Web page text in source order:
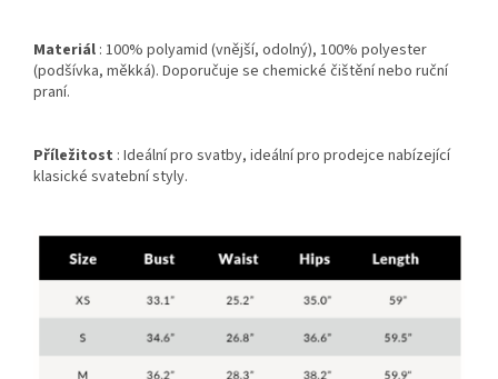
Materiál : 100% polyamid (vnější, odolný), 100% polyester
(podšívka, měkká). Doporučuje se chemické čištění nebo ruční
praní.
Příležitost : Ideální pro svatby, ideální pro prodejce nabízející
klasické svatební styly.